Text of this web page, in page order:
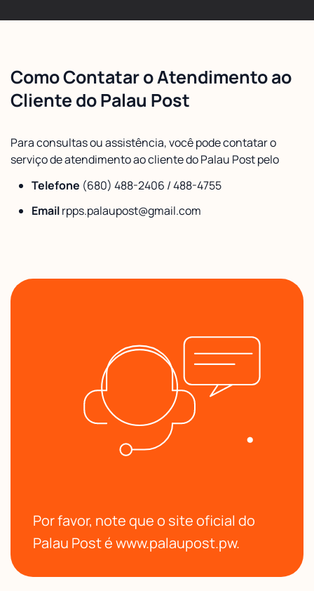
Como Contatar o Atendimento ao
Cliente do Palau Post
Para consultas ou assistência, você pode contatar o
serviço de atendimento ao cliente do Palau Post pelo
Telefone (680) 488-2406 / 488-4755
Emailrpps.palaupost@gmail.com
Por favor, note que o site oficial do
Palau Post é www.palaupost.pw.